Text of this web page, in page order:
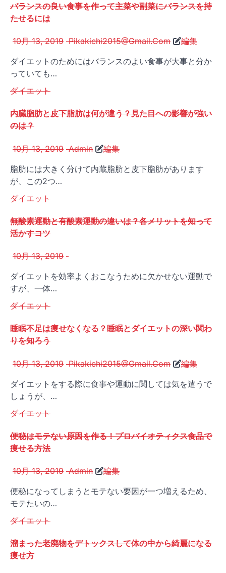
バランスの良い食事を作って主菜や副菜にバランスを持
たせるには
10月 13, 2019 Pikakichi2015@Gmail.Com
編集
ダイエットのためにはバランスのよい食事が大事と分か
っていても…
ダイエット
内臓脂肪と皮下脂肪は何が違う？見た目への影響が強い
のは？
10月 13, 2019 Admin
編集
脂肪には大きく分けて内蔵脂肪と皮下脂肪があります
が、この2つ…
ダイエット
無酸素運動と有酸素運動の違いは？各メリットを知って
活かすコツ
10月 13, 2019
ダイエットを効率よくおこなうために欠かせない運動で
すが、一体…
ダイエット
睡眠不足は痩せなくなる？睡眠とダイエットの深い関わ
りを知ろう
10月 13, 2019 Pikakichi2015@Gmail.Com
編集
ダイエットをする際に食事や運動に関しては気を遣うで
しょうが、…
ダイエット
便秘はモテない原因を作る！プロバイオティクス食品で
痩せる方法
10月 13, 2019 Admin
編集
便秘になってしまうとモテない要因が一つ増えるため、
モテたいの…
ダイエット
溜まった老廃物をデトックスして体の中から綺麗になる
痩せ方